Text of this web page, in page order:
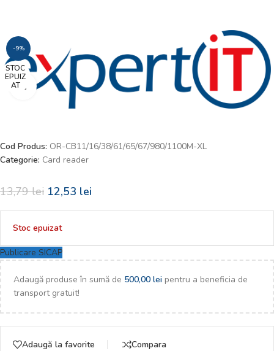
-9%
STOC
EPUIZ
AT
Faceți click pentru a mări
Cod Produs: OR-CB11/16/38/61/65/67/980/1100M-XL
Categorie: Card reader
13,79lei 12,53 lei
Stoc epuizat
Publicare SICAP
Adaugă produse în sumă de 500,00 lei pentru a beneficia de
transport gratuit!
Adaugă la favorite Compara